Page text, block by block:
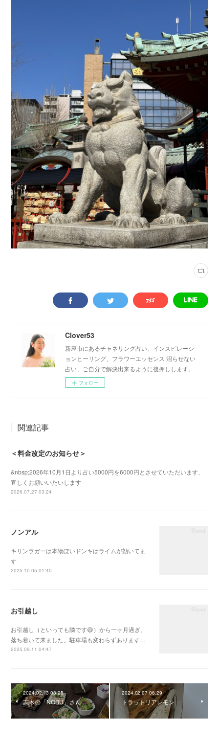
Clover53
新座市にあるチャネリング占い、インスピレーシ
ョンヒーリング、フラワーエッセンス 沼らせない
占い、ご自分で解決出来るように後押しします。
フォロー
関連記事
＜料金改定のお知らせ＞
&nbsp;2026年10月1日より占い5000円を6000円とさせていただいます、
宜しくお願いいたいします
2026.07.27 03:24
ノンアル
キリンラガーは本物ぽいドンキはライムが効いてま
す
2025.10.05 01:40
お引越し
お引越し（といっても隣です😅）から一ヶ月過ぎ、
落ち着いて来ました。駐車場も変わらずあります…
2025.09.11 04:47
2024.02.13 03:25
志木の「NOBU」さん
2024.02.07 06:29
トラットリアレモン